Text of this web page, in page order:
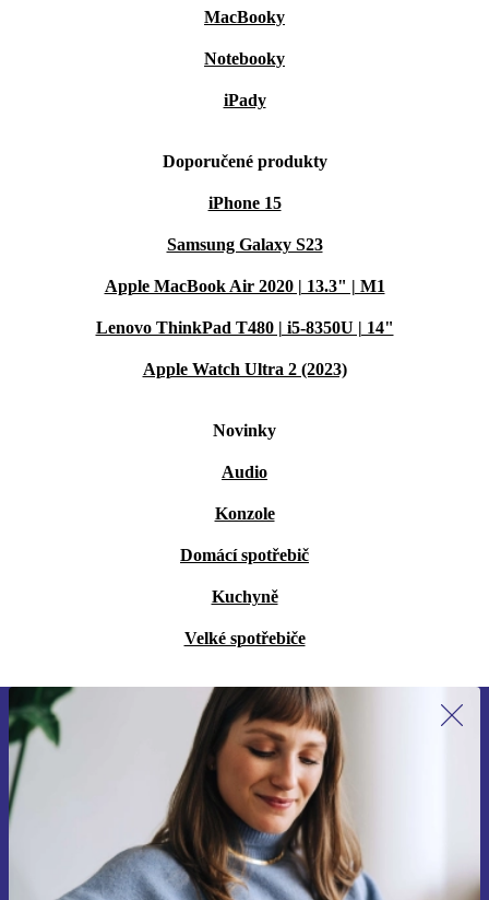
MacBooky
Notebooky
iPady
Doporučené produkty
iPhone 15
Samsung Galaxy S23
Apple MacBook Air 2020 | 13.3" | M1
Lenovo ThinkPad T480 | i5-8350U | 14"
Apple Watch Ultra 2 (2023)
Novinky
Audio
Konzole
Domácí spotřebič
Kuchyně
Velké spotřebiče
Přihlas se k odběru našich novinek a
ušetři 400 Kč!
Už nikdy nepromeškej žádnou nabídku.